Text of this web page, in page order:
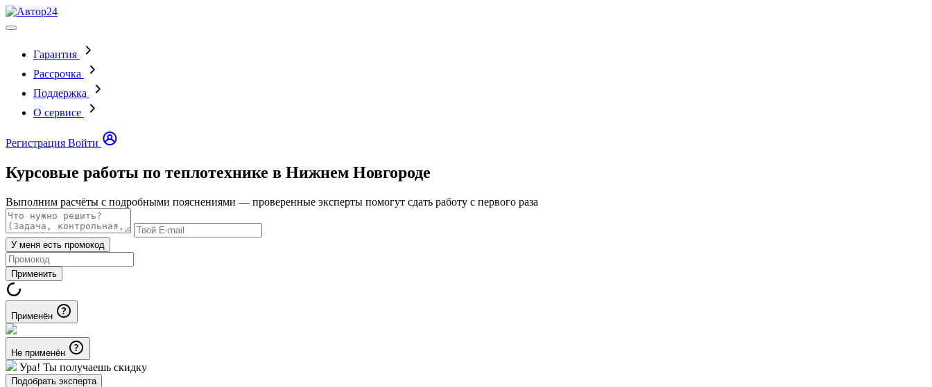
Гарантия
Рассрочка
Поддержка
О сервисе
Регистрация Войти
Курсовые работы по теплотехнике в Нижнем Новгороде
Выполним расчёты с подробными пояснениями — проверенные эксперты помогут сдать работу с первого раза
У меня есть промокод
Применить
Применён
Не применён
Ура! Ты получаешь скидку
Подобрать эксперта